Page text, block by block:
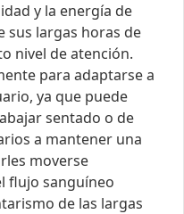
y la energía de
largas horas de
nivel de atención.
para adaptarse a
ya que puede
sentado o de
a mantener una
moverse
flujo sanguíneo
de las largas